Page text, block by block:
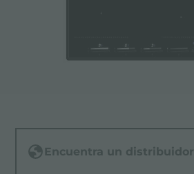
Encuentra un distribuidor